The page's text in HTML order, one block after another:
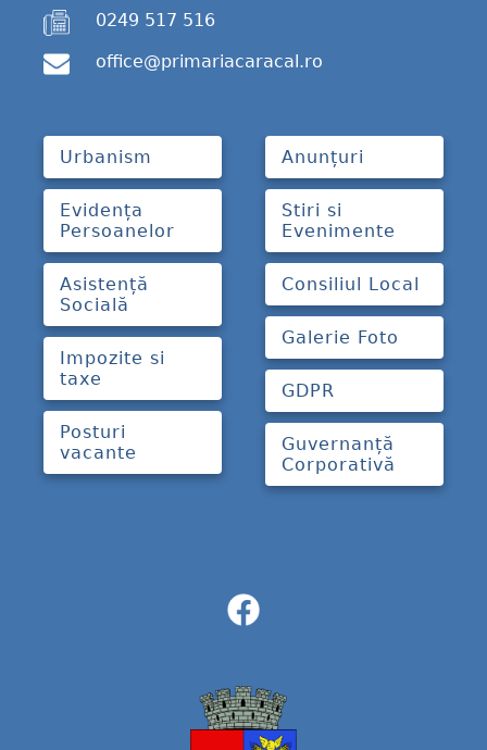
0249 517 516
office@primariacaracal.ro
Urbanism
Evidența
Persoanelor
Asistență
Socială
Impozite si
taxe
Posturi
vacante
Anunțuri
Stiri si
Evenimente
Consiliul Local
Galerie Foto
GDPR
Guvernanță
Corporativă